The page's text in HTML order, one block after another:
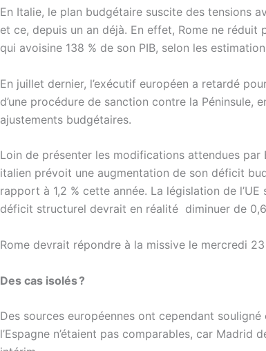
En Italie, le plan budgétaire suscite des tensions
et ce, depuis un an déjà. En effet, Rome ne réduit
qui avoisine 138 % de son PIB, selon les
En juillet dernier, l’exécutif européen a retardé
d’une procédure de sanction contre la Péninsule,
ajustements budgétaires.
Loin de présenter les modifications attendues
italien prévoit une augmentation de son déficit
rapport à 1,2 % cette année. La législation de l’UE
déficit structurel devrait en réalité diminuer de 0,6
Rome devrait répondre à la missive le mercredi
Des cas isolés ?
Des sources européennes ont cependant souligné
l’Espagne n’étaient pas comparables, car Madrid